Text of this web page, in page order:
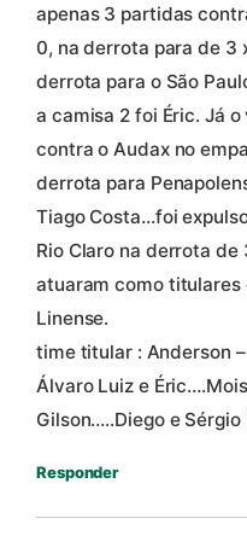
apenas 3 partidas
0, na derrota para de 3
derrota para o São
a camisa 2 foi Éric. Já
contra o Audax no
derrota para
Tiago Costa…foi
Rio Claro na derrota de
atuaram como titulares
Linense.
time titular : Anderson
Álvaro Luiz e
Gilson…..Diego e Sérgio
Responder